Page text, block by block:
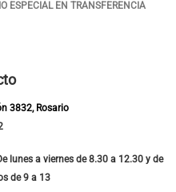
ESPECIAL EN TRANSFERENCIA
3832, Rosario
lunes a viernes de 8.30 a 12.30 y de
de 9 a 13